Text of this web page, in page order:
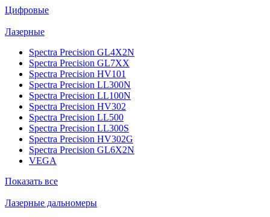
Цифровые
Лазерные
Spectra Precision GL4X2N
Spectra Precision GL7XX
Spectra Precision HV101
Spectra Precision LL300N
Spectra Precision LL100N
Spectra Precision HV302
Spectra Precision LL500
Spectra Precision LL300S
Spectra Precision HV302G
Spectra Precision GL6X2N
VEGA
Показать все
Лазерные дальномеры